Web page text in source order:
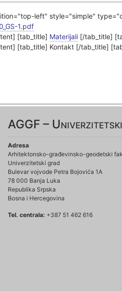
left" style="simple"
1.pdf
[tab_title] Materijali [/tab_title]
[tab_title] Kontakt [/tab_title]
AGGF –
Adresa
Arhitektonsko-građevinsko-geodetski
Univerzitetski grad
Bulevar vojvode Petra Bojovića 1A
78 000 Banja Luka
Republika Srpska
Bosna i Hercegovina
Tel. centrala: +387 51 462 616